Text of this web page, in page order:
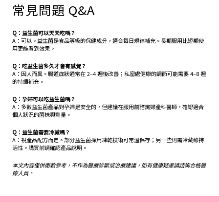
常見問題 Q&A
Q：益生菌可以天天吃嗎？
A：可以。益生菌是食品等級的保健成分，適合每日規律補充。長期服用比短期使
用更能看到效果。
Q：吃益生菌多久才會有感覺？
A：因人而異。腸道症狀通常在 2–4 週後改善；私密處健康的調節可能需要 4–8 週
的持續補充。
Q：孕婦可以吃益生菌嗎？
A：多數益生菌產品對孕婦是安全的，但建議在服用前諮詢婦產科醫師，確認適合
個人狀況的菌株與劑量。
Q：益生菌需要冷藏嗎？
A：視產品配方而定。部分益生菌採用凍乾技術可常溫保存；另一些則需冷藏維持
活性。購買前請確認產品說明。
本文內容僅供衛教參考，不作為醫療診斷或治療建議，如有健康疑慮請諮詢合格醫
療人員。